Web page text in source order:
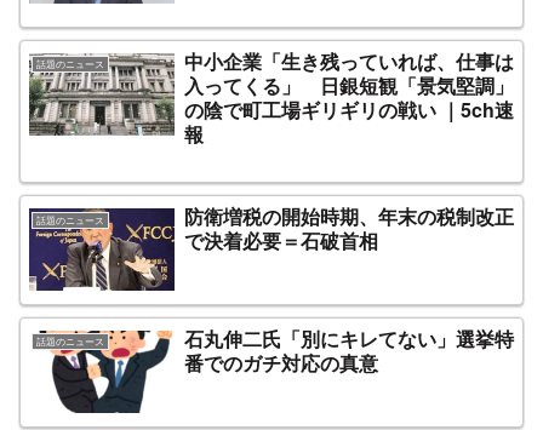
話題のニュース
中小企業「生き残っていれば、仕事は
入ってくる」 日銀短観「景気堅調」
の陰で町工場ギリギリの戦い ｜5ch速
報
話題のニュース
防衛増税の開始時期、年末の税制改正
で決着必要＝石破首相
話題のニュース
石丸伸二氏「別にキレてない」選挙特
番でのガチ対応の真意